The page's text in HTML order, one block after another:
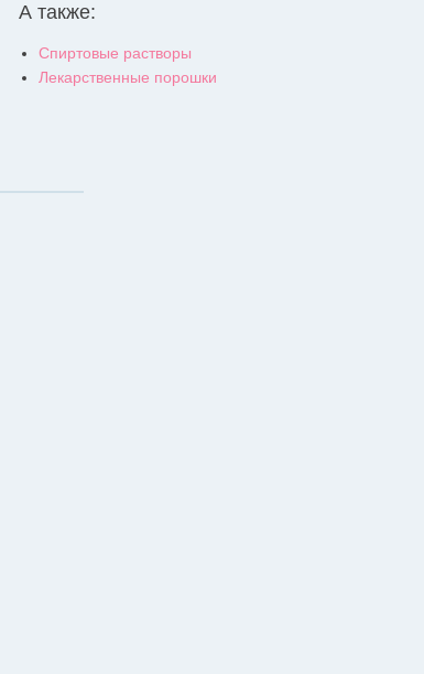
А также:
Спиртовые растворы
Лекарственные порошки